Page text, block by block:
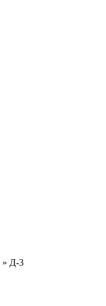
» Д-3